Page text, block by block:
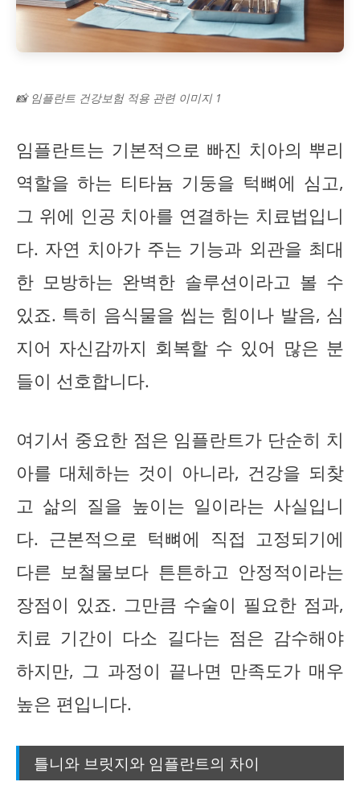
📸 임플란트 건강보험 적용 관련 이미지 1
임플란트는 기본적으로 빠진 치아의 뿌리
역할을 하는 티타늄 기둥을 턱뼈에 심고,
그 위에 인공 치아를 연결하는 치료법입니
다. 자연 치아가 주는 기능과 외관을 최대
한 모방하는 완벽한 솔루션이라고 볼 수
있죠. 특히 음식물을 씹는 힘이나 발음, 심
지어 자신감까지 회복할 수 있어 많은 분
들이 선호합니다.
여기서 중요한 점은 임플란트가 단순히 치
아를 대체하는 것이 아니라, 건강을 되찾
고 삶의 질을 높이는 일이라는 사실입니
다. 근본적으로 턱뼈에 직접 고정되기에
다른 보철물보다 튼튼하고 안정적이라는
장점이 있죠. 그만큼 수술이 필요한 점과,
치료 기간이 다소 길다는 점은 감수해야
하지만, 그 과정이 끝나면 만족도가 매우
높은 편입니다.
틀니와 브릿지와 임플란트의 차이